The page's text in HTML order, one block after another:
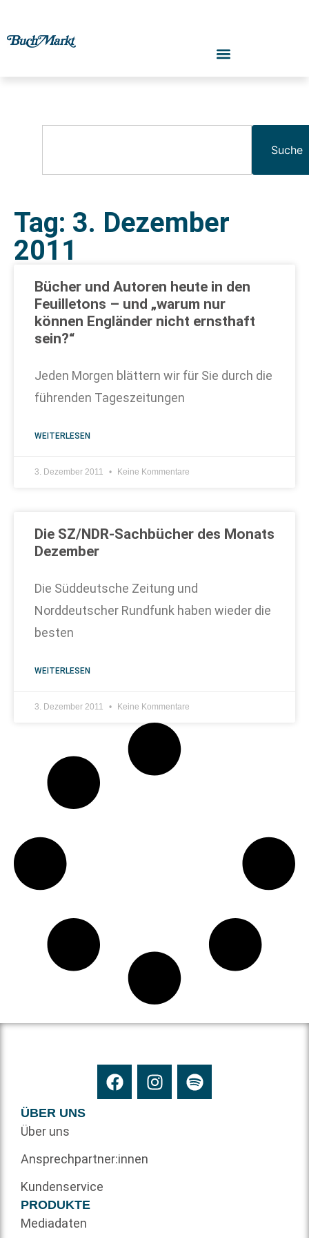
Suche
Tag: 3. Dezember
2011
Bücher und Autoren heute in den
Feuilletons – und „warum nur
können Engländer nicht ernsthaft
sein?“
Jeden Morgen blättern wir für Sie durch die
führenden Tageszeitungen
WEITERLESEN
3. Dezember 2011 Keine Kommentare
Die SZ/NDR-Sachbücher des Monats
Dezember
Die Süddeutsche Zeitung und
Norddeutscher Rundfunk haben wieder die
besten
WEITERLESEN
3. Dezember 2011 Keine Kommentare
ÜBER UNS
Über uns
Ansprechpartner:innen
Kundenservice
PRODUKTE
Mediadaten